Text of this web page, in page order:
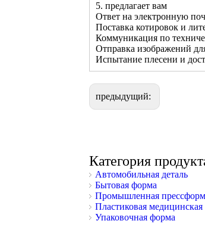
5. предлагает вам
Ответ на электронную
Поставка котировок и
Коммуникация по
Отправка изображений
Испытание плесени и
предыдущий:
Категория
Автомобильная деталь
Бытовая форма
Промышленная
Пластиковая
Упаковочная форма